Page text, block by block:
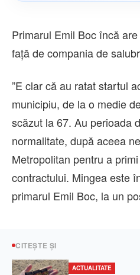
Primarul Emil Boc încă
față de compania de
”E clar că au ratat startul
municipiu, de la o medie
scăzut la 67. Au perioada
normalitate, după aceea
Metropolitan pentru a
contractului. Mingea este
primarul Emil Boc, la un
CITEȘTE ȘI
ACTUALITATE